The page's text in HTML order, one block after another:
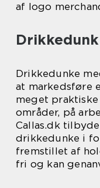
af logo
Drikkedunke
at markedsføre
meget
områder, på
Callas.dk
drikkedunke i
fremstillet af
fri og kan